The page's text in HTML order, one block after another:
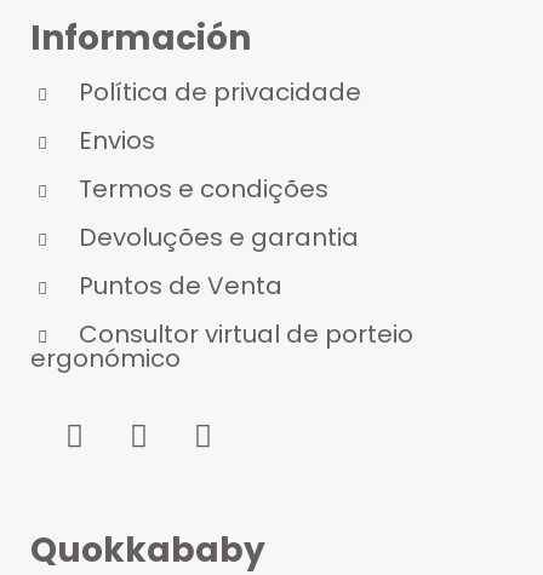
Información
Política de privacidade
Envios
Termos e condições
Devoluções e garantia
Puntos de Venta
Consultor virtual de porteio
ergonómico
Quokkababy